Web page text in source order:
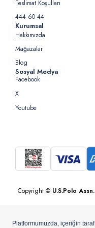
Teslimat Koşulları
444 60 44
Kurumsal
Hakkımızda
Mağazalar
Blog
Sosyal Medya
Facebook
X
Youtube
Copyright © U.S.Polo Assn.